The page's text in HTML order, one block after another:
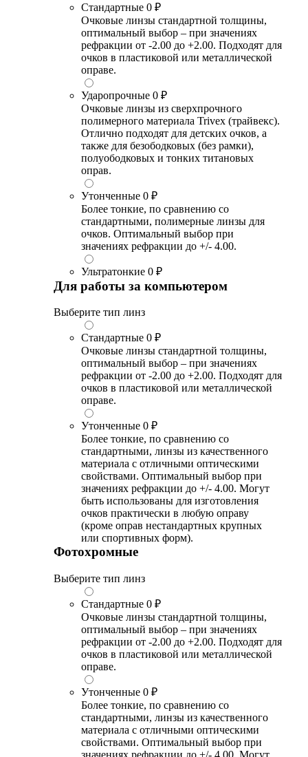
Стандартные 0 ₽
Очковые линзы стандартной толщины,
оптимальный выбор – при значениях
рефракции от -2.00 до +2.00. Подходят для
очков в пластиковой или металлической
оправе.
Ударопрочные 0 ₽
Очковые линзы из сверхпрочного
полимерного материала Trivex (трайвекс).
Отлично подходят для детских очков, а
также для безободковых (без рамки),
полуободковых и тонких титановых
оправ.
Утонченные 0 ₽
Более тонкие, по сравнению со
стандартными, полимерные линзы для
очков. Оптимальный выбор при
значениях рефракции до +/- 4.00.
Ультратонкие 0 ₽
Для работы за компьютером
Выберите тип линз
Стандартные 0 ₽
Очковые линзы стандартной толщины,
оптимальный выбор – при значениях
рефракции от -2.00 до +2.00. Подходят для
очков в пластиковой или металлической
оправе.
Утонченные 0 ₽
Более тонкие, по сравнению со
стандартными, линзы из качественного
материала с отличными оптическими
свойствами. Оптимальный выбор при
значениях рефракции до +/- 4.00. Могут
быть использованы для изготовления
очков практически в любую оправу
(кроме оправ нестандартных крупных
или спортивных форм).
Фотохромные
Выберите тип линз
Стандартные 0 ₽
Очковые линзы стандартной толщины,
оптимальный выбор – при значениях
рефракции от -2.00 до +2.00. Подходят для
очков в пластиковой или металлической
оправе.
Утонченные 0 ₽
Более тонкие, по сравнению со
стандартными, линзы из качественного
материала с отличными оптическими
свойствами. Оптимальный выбор при
значениях рефракции до +/- 4.00. Могут